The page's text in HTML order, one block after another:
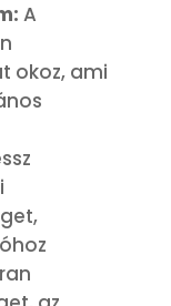
A
okoz, ami